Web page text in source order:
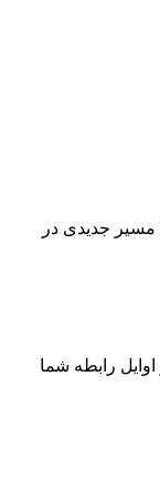
مسیر جدیدی در
رابطه شما